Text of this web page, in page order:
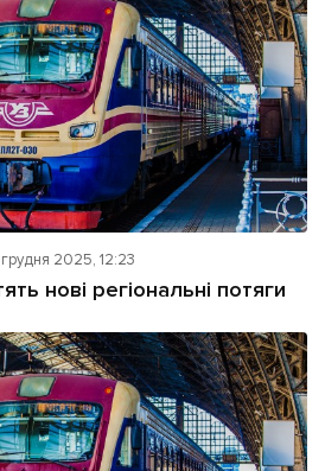
грудня 2025, 12:23
нові регіональні потяги